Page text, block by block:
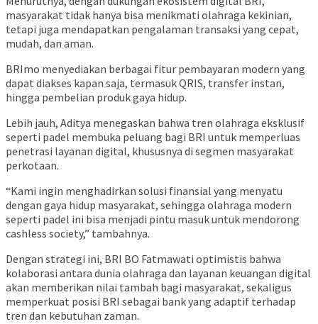
masyarakat tidak hanya bisa menikmati olahraga kekinian,
tetapi juga mendapatkan pengalaman transaksi yang cepat,
mudah, dan aman.
BRImo menyediakan berbagai fitur pembayaran modern yang
dapat diakses kapan saja, termasuk QRIS, transfer instan,
hingga pembelian produk gaya hidup.
Lebih jauh, Aditya menegaskan bahwa tren olahraga eksklusif
seperti padel membuka peluang bagi BRI untuk memperluas
penetrasi layanan digital, khususnya di segmen masyarakat
perkotaan.
“Kami ingin menghadirkan solusi finansial yang menyatu
dengan gaya hidup masyarakat, sehingga olahraga modern
seperti padel ini bisa menjadi pintu masuk untuk mendorong
cashless society,” tambahnya.
Dengan strategi ini, BRI BO Fatmawati optimistis bahwa
kolaborasi antara dunia olahraga dan layanan keuangan digital
akan memberikan nilai tambah bagi masyarakat, sekaligus
memperkuat posisi BRI sebagai bank yang adaptif terhadap
tren dan kebutuhan zaman.